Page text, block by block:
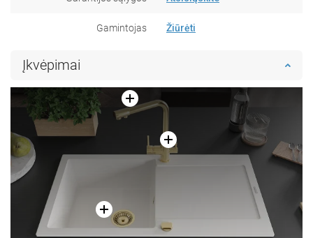
Gamintojas Žiūrėti
Įkvėpimai